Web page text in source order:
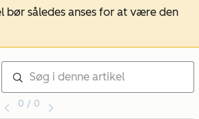
således anses for at være den
0 / 0